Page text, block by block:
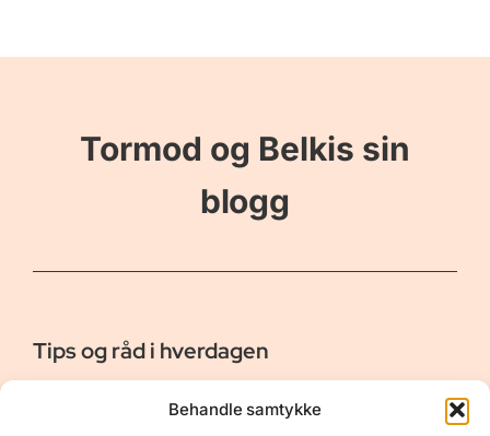
Behandle samtykke
Tormod og Belkis sin
blogg
Tips og råd i hverdagen
Er vår bloggside hvor vi ønsker å dele våre opplevelser og
gi deg råd og tips innen reiser, hotell - og restauranter,